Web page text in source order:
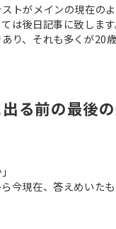
トがメインの現在の
は後日記事に致しま
り、それも多くが20
る前の最後
今現在、答えめいたも